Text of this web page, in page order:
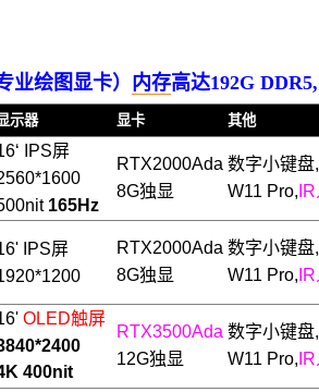
业绘图显卡） 内存高达192G
示器 显卡 其他
IPS屏
*1600
165Hz
RTX2000Ada
8G独显
数字小键盘
W11 Pro,
IPS屏
RTX2000Ada
8G独显
数字小键盘
W11 Pro,
OLED触屏
400nit
RTX3500Ada
12G独显
数字小键盘
W11 Pro,